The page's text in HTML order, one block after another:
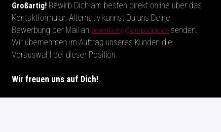
Großartig! Bewirb Dich am besten direkt online über das
Kontaktformular. Alternativ kannst Du uns Deine
Bewerbung per Mail an bewerbung@cn-people.de senden.
Wir übernehmen im Auftrag unseres Kunden die
Vorauswahl bei dieser Position.
Wir freuen uns auf Dich!